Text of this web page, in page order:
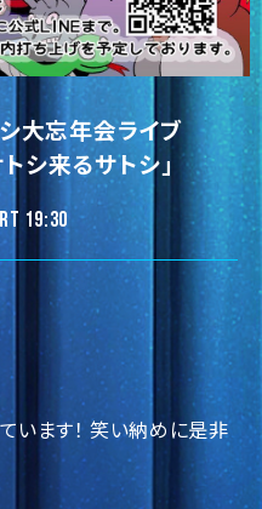
大忘年会ライブ
シ来るサトシ」
19:30
います！ 笑い納めに是非